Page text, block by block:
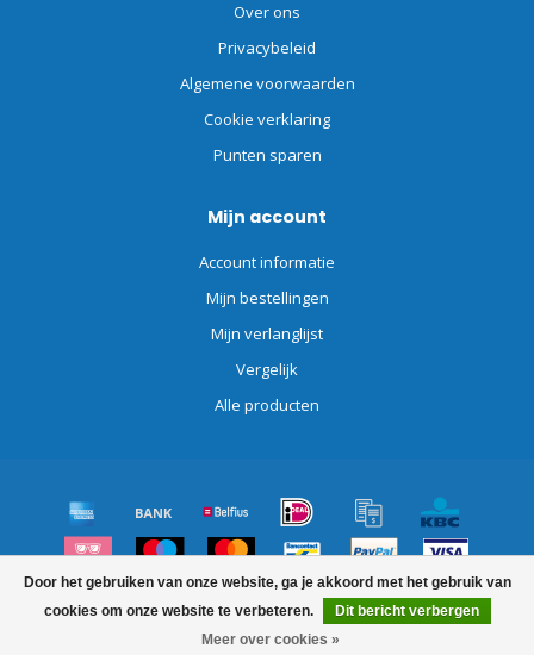
Door het gebruiken van onze website, ga je akkoord met het gebruik van
cookies om onze website te verbeteren.
Dit bericht verbergen
Meer over cookies »
Over ons
Privacybeleid
Algemene voorwaarden
Cookie verklaring
Punten sparen
Mijn account
Account informatie
Mijn bestellingen
Mijn verlanglijst
Vergelijk
Alle producten
© Copyright 2026 Schoonmaakdiscount.nl